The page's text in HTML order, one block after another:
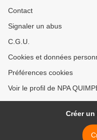
Contact
Signaler un abus
C.G.U.
Cookies et données
Préférences cookies
Voir le profil de NPA
Créer